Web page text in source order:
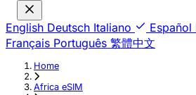
English Deutsch Italiano Español
Français Português 繁體中文
Home
›
Africa eSIM